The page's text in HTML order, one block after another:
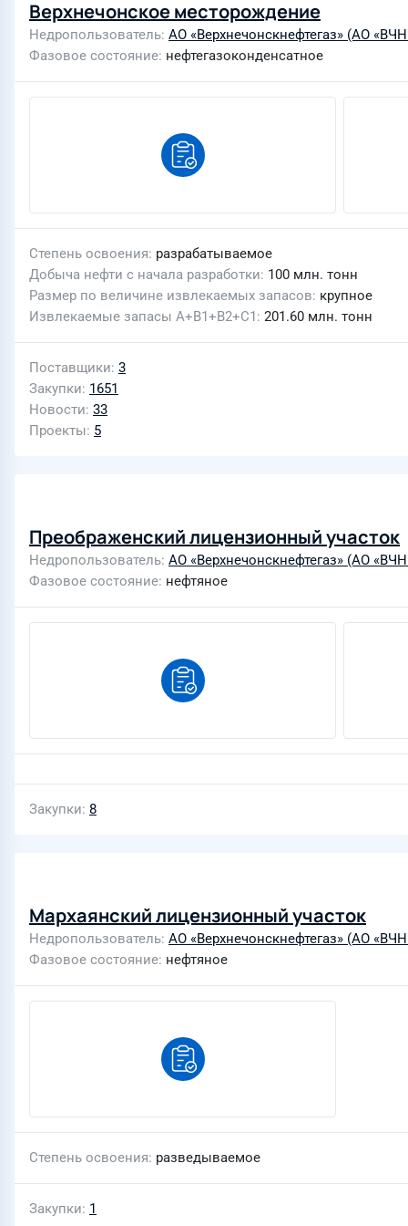
Верхнечонское месторождение
Недропользователь АО «Верхнечонскнефтегаз» (АО
Фазовое состояние нефтегазоконденсатное
Степень освоения разрабатываемое
Добыча нефти с начала разработки 100 млн. тонн
Размер по величине извлекаемых запасов крупное
Извлекаемые запасы A+B1+B2+C1 201.60 млн. тонн
Поставщики 3
Закупки 1651
Новости 33
Проекты 5
Преображенский лицензионный участок
Недропользователь АО «Верхнечонскнефтегаз» (АО
Фазовое состояние нефтяное
Закупки 8
Мархаянский лицензионный участок
Недропользователь АО «Верхнечонскнефтегаз» (АО
Фазовое состояние нефтяное
Степень освоения разведываемое
Закупки 1